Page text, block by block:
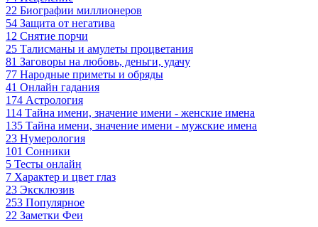
22 Биографии миллионеров
54 Защита от негатива
12 Снятие порчи
25 Талисманы и амулеты процветания
81 Заговоры на любовь, деньги, удачу
77 Народные приметы и обряды
41 Онлайн гадания
174 Астрология
114 Тайна имени, значение имени - женские имена
135 Тайна имени, значение имени - мужские имена
23 Нумерология
101 Сонники
5 Тесты онлайн
7 Характер и цвет глаз
23 Эксклюзив
253 Популярное
22 Заметки Феи